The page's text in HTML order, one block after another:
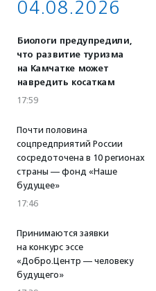
04.08.2026
Биологи предупредили,
что развитие туризма
на Камчатке может
навредить косаткам
17:59
Почти половина
соцпредприятий России
сосредоточена в 10 регионах
страны — фонд «Наше
будущее»
17:46
Принимаются заявки
на конкурс эссе
«Добро.Центр — человеку
будущего»